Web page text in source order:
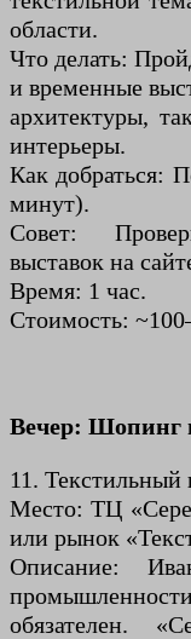
области.
Что делать:
и временные
архитектуры,
интерьеры.
Как добраться:
минут).
Совет:
выставок на
Время: 1 час.
Стоимость:
Вечер: Шопинг
11.
Место: ТЦ
или рынок
Описание:
обязателен.